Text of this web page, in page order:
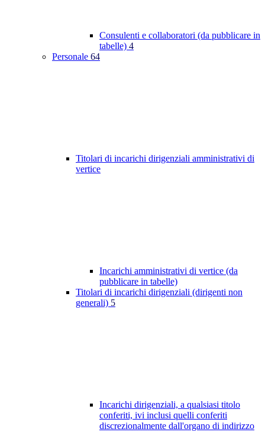
Consulenti e collaboratori (da pubblicare in
tabelle) 4
Personale 64
Titolari di incarichi dirigenziali amministrativi di
vertice
Incarichi amministrativi di vertice (da
pubblicare in tabelle)
Titolari di incarichi dirigenziali (dirigenti non
generali) 5
Incarichi dirigenziali, a qualsiasi titolo
conferiti, ivi inclusi quelli conferiti
discrezionalmente dall'organo di indirizzo